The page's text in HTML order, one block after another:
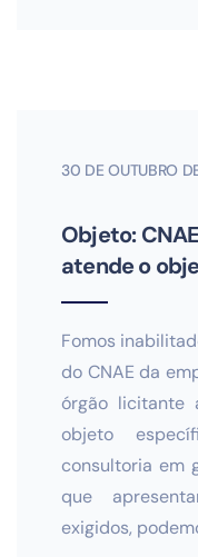
30 DE OUTUBRO
Objeto:
atende o
Fomos
do CNAE da
órgão licitante
objeto
consultoria em
que
exigidos,